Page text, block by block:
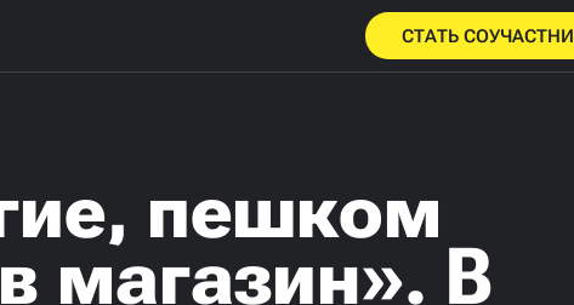
СТАТЬ
пешком
магазин». В